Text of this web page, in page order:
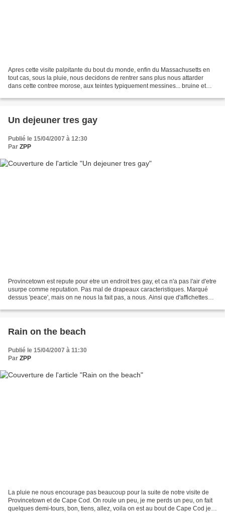
Apres cette visite palpitante du bout du monde, enfin du Massachusetts en
tout cas, sous la pluie, nous decidons de rentrer sans plus nous attarder
dans cette contree morose, aux teintes typiquement messines... bruine et
Un dejeuner tres gay
Publié le 15/04/2007 à 12:30
Par ZPP
Provincetown est repute pour etre un endroit tres gay, et ca n'a pas l'air d'etre
usurpe comme reputation. Pas mal de drapeaux caracteristiques. Marqué
dessus 'peace', mais on ne nous la fait pas, a nous. Ainsi que d'affichettes
Rain on the beach
Publié le 15/04/2007 à 11:30
Par ZPP
La pluie ne nous encourage pas beaucoup pour la suite de notre visite de
Provincetown et de Cape Cod. On roule un peu, je me perds un peu, on fait
quelques demi-tours, bon, tiens, allez, voila on est au bout de Cape Cod je